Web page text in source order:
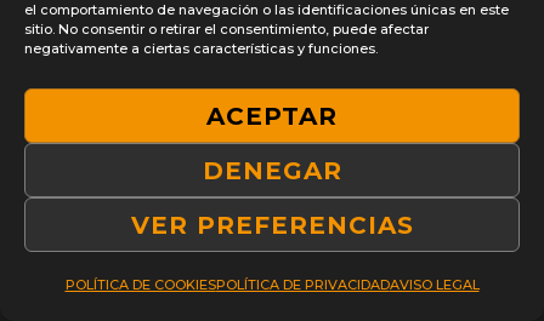
el comportamiento de navegación o las identificaciones únicas en este
sitio. No consentir o retirar el consentimiento, puede afectar
negativamente a ciertas características y funciones.
ACEPTAR
DENEGAR
VER PREFERENCIAS
POLÍTICA DE COOKIESPOLÍTICA DE PRIVACIDADAVISO LEGAL